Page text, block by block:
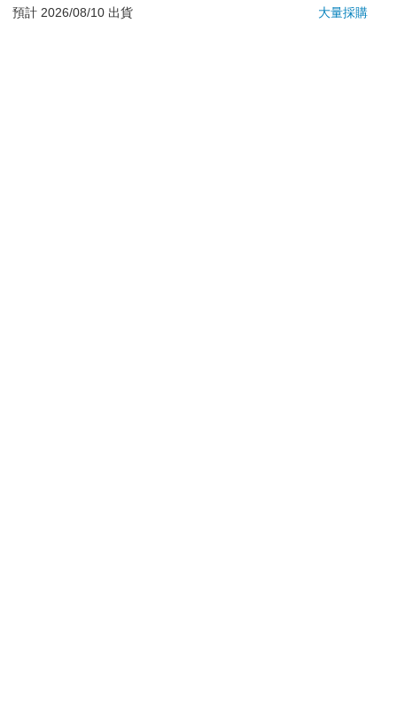
**提醒您，鑑賞期不等於試用期，退回商品須為全新狀態**
預計 2026/08/10 出貨
大量採購